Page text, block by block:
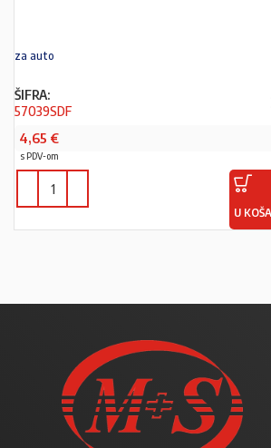
za auto
ŠIFRA:
57039SDF
4,65 €
s PDV-om
U